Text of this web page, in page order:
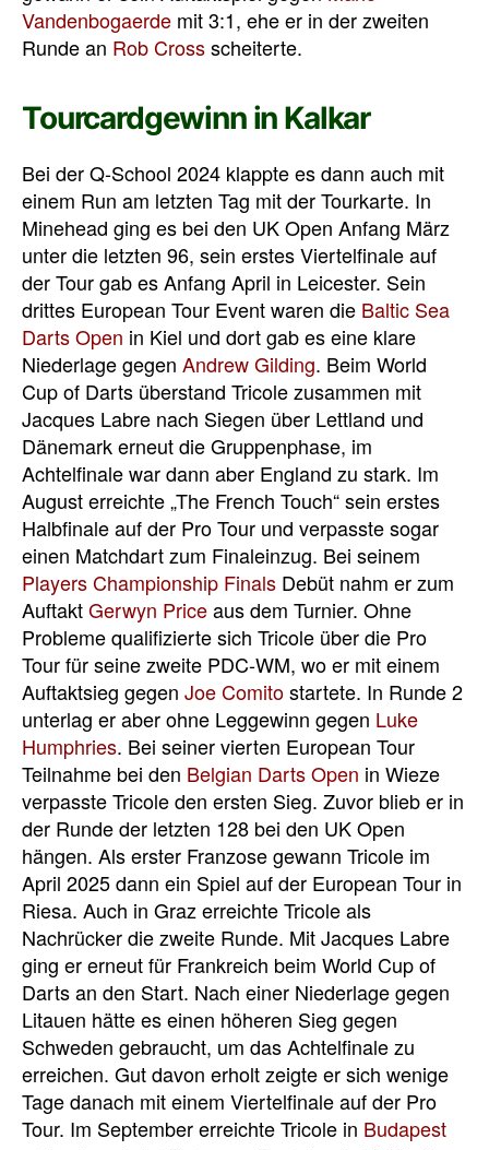
Vandenbogaerde mit 3:1, ehe er in der zweiten
Runde an Rob Crossscheiterte.
Tourcardgewinn in Kalkar
Bei der Q-School 2024 klappte es dann auch mit
einem Run am letzten Tag mit der Tourkarte. In
Minehead ging es bei den UK Open Anfang März
unter die letzten 96, sein erstes Viertelfinale auf
der Tour gab es Anfang April in Leicester. Sein
drittes European Tour Event waren die Baltic Sea
Darts Open in Kiel und dort gab es eine klare
Niederlage gegen Andrew Gilding. Beim World
Cup of Darts überstand Tricole zusammen mit
Jacques Labre nach Siegen über Lettland und
Dänemark erneut die Gruppenphase, im
Achtelfinale war dann aber England zu stark. Im
August erreichte „The French Touch“ sein erstes
Halbfinale auf der Pro Tour und verpasste sogar
einen Matchdart zum Finaleinzug. Bei seinem
Players Championship Finals Debüt nahm er zum
AuftaktGerwyn Priceaus dem Turnier. Ohne
Probleme qualifizierte sich Tricole über die Pro
Tour für seine zweite PDC-WM, wo er mit einem
Auftaktsieg gegen Joe Comitostartete. In Runde 2
unterlag er aber ohne Leggewinn gegen Luke
Humphries. Bei seiner vierten European Tour
Teilnahme bei den Belgian Darts Open in Wieze
verpasste Tricole den ersten Sieg. Zuvor blieb er in
der Runde der letzten 128 bei den UK Open
hängen. Als erster Franzose gewann Tricole im
April 2025 dann ein Spiel auf der European Tour in
Riesa. Auch in Graz erreichte Tricole als
Nachrücker die zweite Runde. Mit Jacques Labre
ging er erneut für Frankreich beim World Cup of
Darts an den Start. Nach einer Niederlage gegen
Litauen hätte es einen höheren Sieg gegen
Schweden gebraucht, um das Achtelfinale zu
erreichen. Gut davon erholt zeigte er sich wenige
Tage danach mit einem Viertelfinale auf der Pro
Tour. Im September erreichte Tricole in Budapest